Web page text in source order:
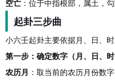
空亡：位于中指根部，属土，
起卦三步曲
小六壬起卦主要依据月、日、时
第一步：确定数字（月、日、时
农历月 ：取当前的农历月份数